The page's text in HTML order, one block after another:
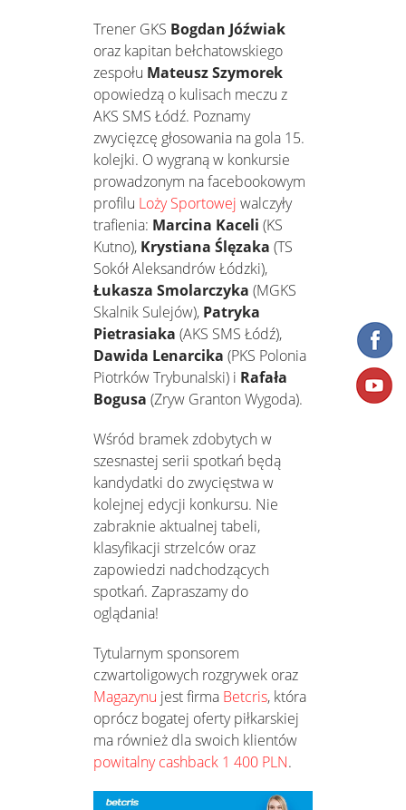
Trener GKS Bogdan Jóźwiak
oraz kapitan bełchatowskiego
zespołu Mateusz Szymorek
opowiedzą o kulisach meczu z
AKS SMS Łódź. Poznamy
zwycięzcę głosowania na gola 15.
kolejki. O wygraną w konkursie
prowadzonym na facebookowym
profilu Loży Sportowej walczyły
trafienia: Marcina Kaceli (KS
Kutno), Krystiana Ślęzaka (TS
Sokół Aleksandrów Łódzki),
Łukasza Smolarczyka (MGKS
Skalnik Sulejów), Patryka
Pietrasiaka (AKS SMS Łódź),
Dawida Lenarcika (PKS Polonia
Piotrków Trybunalski) i Rafała
Bogusa (Zryw Granton Wygoda).
Wśród bramek zdobytych w
szesnastej serii spotkań będą
kandydatki do zwycięstwa w
kolejnej edycji konkursu. Nie
zabraknie aktualnej tabeli,
klasyfikacji strzelców oraz
zapowiedzi nadchodzących
spotkań. Zapraszamy do
oglądania!
Tytularnym sponsorem
czwartoligowych rozgrywek oraz
Magazynu jest firma Betcris, która
oprócz bogatej oferty piłkarskiej
ma również dla swoich klientów
powitalny cashback 1 400 PLN.